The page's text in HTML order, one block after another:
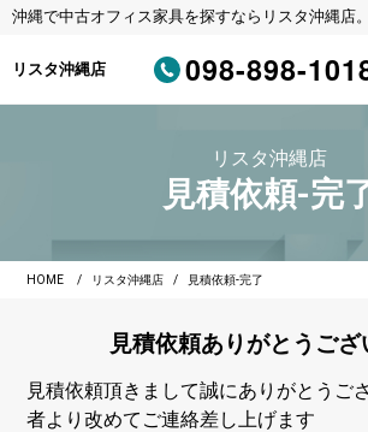
沖縄で中古オフィス家具を探すならリスタ沖縄店
リスタ沖縄店
098-898-
リスタ沖縄店
見積依頼-完
HOME リスタ沖縄店 見積依頼-完了
見積依頼ありがとうござ
見積依頼頂きまして誠にありがとうご
者より改めてご連絡差し上げます